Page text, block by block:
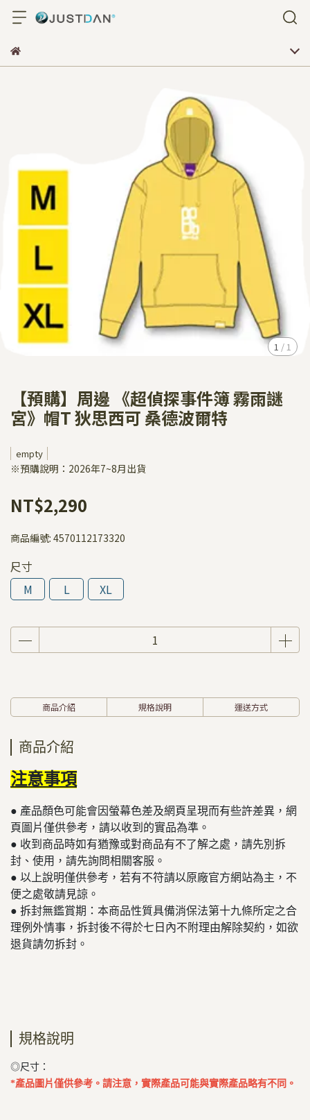
1 / 1
【預購】周邊 《超偵探事件簿 霧雨謎
宮》帽T 狄思西可 桑德波爾特
empty
※預購說明：2026年7~8月出貨
NT$2,290
商品編號: 4570112173320
尺寸
M
L XL
商品介紹 規格說明 運送方式
商品介紹
注意事項
● 產品顏色可能會因螢幕色差及網頁呈現而有些許差異，網
頁圖片僅供參考，請以收到的實品為準。
● 收到商品時如有猶豫或對商品有不了解之處，請先別拆
封、使用，請先詢問相關客服。
● 以上說明僅供參考，若有不符請以原廠官方網站為主，不
便之處敬請見諒。
​​​​​● 拆封無鑑賞期：本商品性質具備消保法第十九條所定之合
理例外情事，拆封後不得於七日內不附理由解除契約，如欲
退貨請勿拆封。
規格說明
◎尺寸：
*產品圖片僅供參考。請注意，實際產品可能與實際產品略有不同。